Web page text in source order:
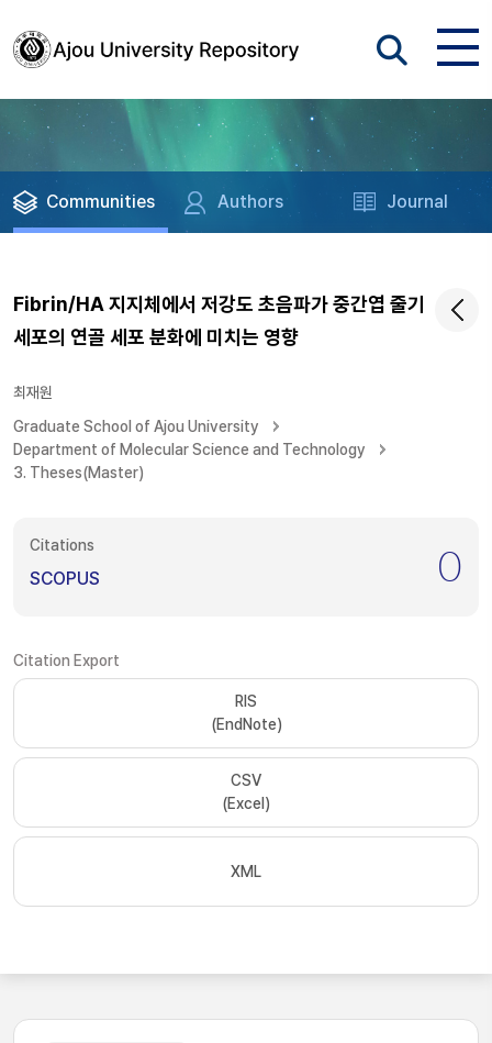
Communities Authors Journal
Fibrin/HA 지지체에서 저강도 초음파가 중간엽 줄기
세포의 연골 세포 분화에 미치는 영향
최재원
Graduate School of Ajou University
Department of Molecular Science and Technology
3. Theses(Master)
Citations
SCOPUS 0
Citation Export
RIS
(EndNote)
CSV
(Excel)
XML